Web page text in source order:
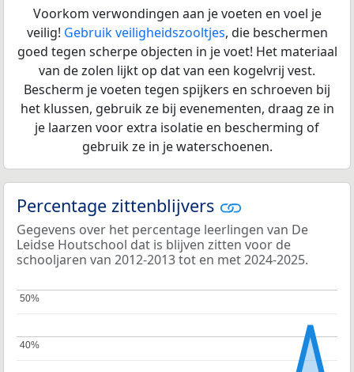
Voorkom verwondingen aan je voeten en voel je
veilig! Gebruik veiligheidszooltjes, die beschermen
goed tegen scherpe objecten in je voet! Het materiaal
van de zolen lijkt op dat van een kogelvrij vest.
Bescherm je voeten tegen spijkers en schroeven bij
het klussen, gebruik ze bij evenementen, draag ze in
je laarzen voor extra isolatie en bescherming of
gebruik ze in je waterschoenen.
Percentage zittenblijvers
Gegevens over het percentage leerlingen van De
Leidse Houtschool dat is blijven zitten voor de
schooljaren van 2012-2013 tot en met 2024-2025.
40%
40%
50%
50%